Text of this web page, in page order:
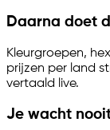
Daarna doet
Kleurgroepen,
prijzen per land
vertaald live.
Je wacht